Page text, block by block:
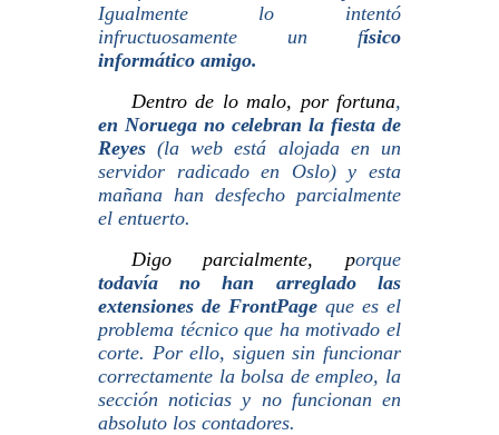
Igualmente lo intentó
infructuosamente un físico
informático amigo.
Dentro de lo malo, por fortuna,
en Noruega no celebran la fiesta de
Reyes (la web está alojada en un
servidor radicado en Oslo)y esta
mañana han desfecho parcialmente
el entuerto.
Digo parcialmente, porque
todavíano han arreglado las
extensiones de FrontPage que es el
problema técnico que ha motivado el
corte. Por ello, siguen sin funcionar
correctamente la bolsa de empleo, la
sección noticias y no funcionan en
absoluto los contadores.